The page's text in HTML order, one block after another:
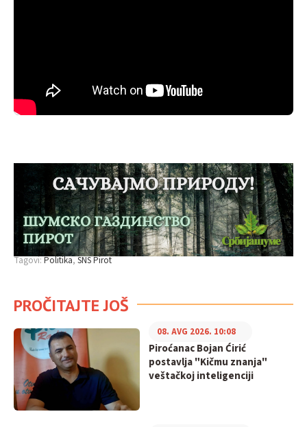
Tagovi:Politika SNS Pirot
PROČITAJTE JOŠ
Piroćanac Bojan Ćirić
postavlja "Kičmu znanja"
veštačkoj inteligenciji
08. AVG 2026. 10:08